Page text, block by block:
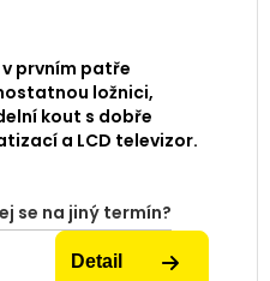
prvním patře
ložnici,
kout s dobře
a LCD televizor.
se na jiný termín?
Detail